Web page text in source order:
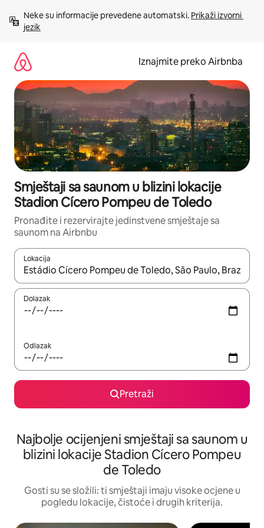
sadržaj
Neke su informacije prevedene automatski. Prikaži izvorni
jezik
Iznajmite preko Airbnba
Smještaji sa saunom u blizini lokacije
Stadion Cícero Pompeu de Toledo
Pronađite i rezervirajte jedinstvene smještaje sa
saunom na Airbnbu
Lokacija
Kada budu dostupni rezultati, moći ćete ih pregledati
Dolazak
Odlazak
Pretraži
Najbolje ocijenjeni smještaji sa saunom u
blizini lokacije Stadion Cícero Pompeu
de Toledo
Gosti su se složili: ti smještaji imaju visoke ocjene u
pogledu lokacije, čistoće i drugih kriterija.